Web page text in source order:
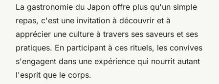
La gastronomie du Japon offre plus qu'un simple
repas, c'est une invitation à découvrir et à
apprécier une culture à travers ses saveurs et ses
pratiques. En participant à ces rituels, les convives
s'engagent dans une expérience qui nourrit autant
l'esprit que le corps.